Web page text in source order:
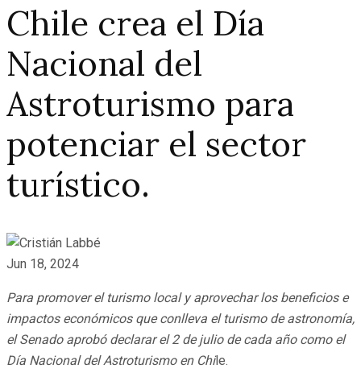
Chile crea el Día
Nacional del
Astroturismo para
potenciar el sector
turístico.
Jun 18, 2024
Para promover el turismo local y aprovechar los beneficios e
impactos económicos que conlleva el turismo de astronomía,
el Senado aprobó declarar el 2 de julio de cada año como el
Día Nacional del Astroturismo en Chile.